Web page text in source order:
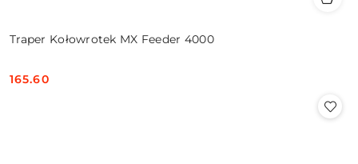
Traper Kołowrotek MX Feeder 4000
Cena:
165.60